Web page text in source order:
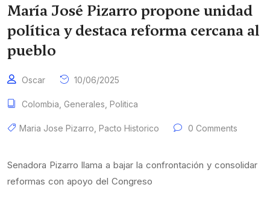
María José Pizarro propone unidad
política y destaca reforma cercana al
pueblo
Oscar 10/06/2025
Colombia Generales Politica
Maria Jose Pizarro Pacto Historico 0 Comments
Senadora Pizarro llama a bajar la confrontación y consolidar
reformas con apoyo del Congreso